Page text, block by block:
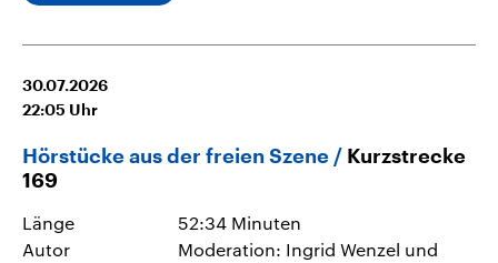
30.07.2026
22:05 Uhr
Hörstücke aus der freien Szene
Kurzstrecke
169
Länge
52:34 Minuten
Autor
Moderation: Ingrid Wenzel und